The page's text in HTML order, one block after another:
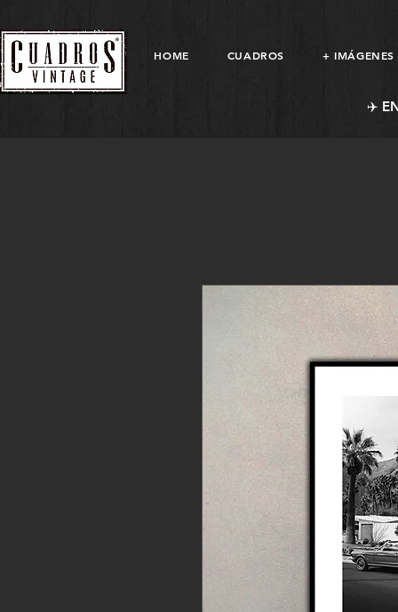
HOME CUADROS + IMÁGENES
✈️